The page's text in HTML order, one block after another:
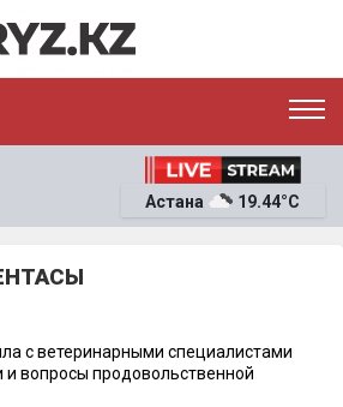
ЭКОНОМИКА
ОҚИҒА
Астана 19.44°C
с ветеринарными специалистами
и вопросы продовольственной